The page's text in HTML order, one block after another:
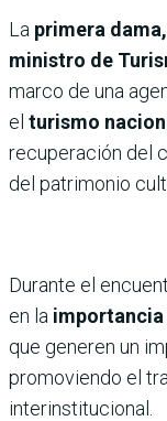
La primera
ministro de
marco de una
el turismo
recuperación del
del patrimonio
Durante el
en la
que generen un
promoviendo el
interinstitucional.